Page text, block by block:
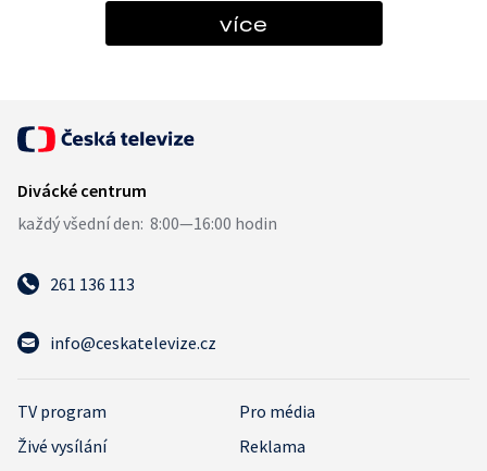
více
261 136 113
info@ceskatelevize.cz
TV program
Pro média
Živé vysílání
Reklama